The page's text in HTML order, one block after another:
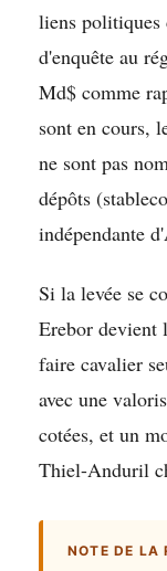
liens politiques
d'enquête au
Md$ comme
sont en cours,
ne sont pas
dépôts
indépendante
Si la levée se
Erebor devient
faire cavalier
avec une
cotées, et un
Thiel-Anduril
NOTE DE LA